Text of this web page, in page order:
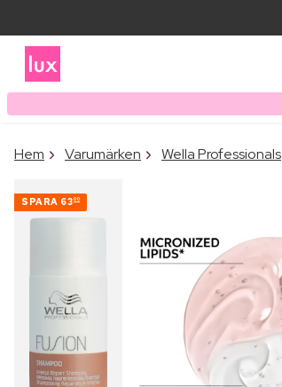
Hem Varumärken Wella Professionals
SPARA 6300